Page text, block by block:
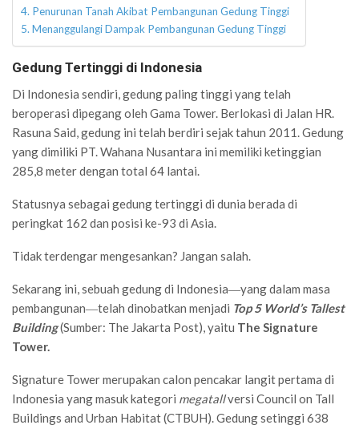
Penurunan Tanah Akibat Pembangunan Gedung Tinggi
Menanggulangi Dampak Pembangunan Gedung Tinggi
Gedung Tertinggi di Indonesia
Di Indonesia sendiri, gedung paling tinggi yang telah
beroperasi dipegang oleh Gama Tower. Berlokasi di Jalan HR.
Rasuna Said, gedung ini telah berdiri sejak tahun 2011. Gedung
yang dimiliki PT. Wahana Nusantara ini memiliki ketinggian
285,8 meter dengan total 64 lantai.
Statusnya sebagai gedung tertinggi di dunia berada di
peringkat 162 dan posisi ke-93 di Asia.
Tidak terdengar mengesankan? Jangan salah.
Sekarang ini, sebuah gedung di Indonesia―yang dalam masa
pembangunan―telah dinobatkan menjadi Top 5 World’s Tallest
Building(Sumber: The Jakarta Post), yaitu The Signature
Tower.
Signature Tower merupakan calon pencakar langit pertama di
Indonesia yang masuk kategori megatallversi Council on Tall
Buildings and Urban Habitat (CTBUH). Gedung setinggi 638